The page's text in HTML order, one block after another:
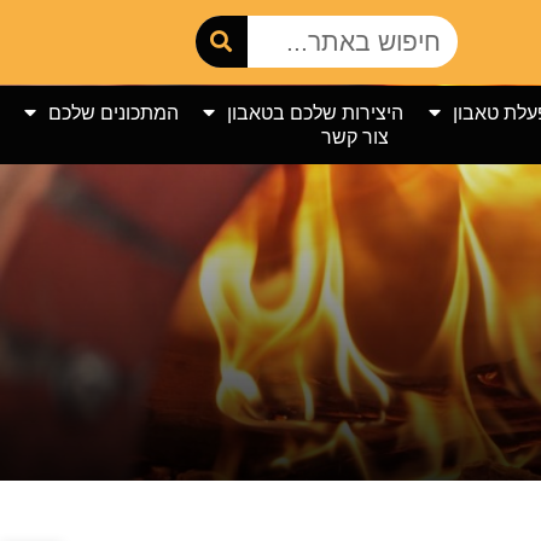
טאבון היצירות שלכם בטאבון
המתכונים שלכם
צור קשר